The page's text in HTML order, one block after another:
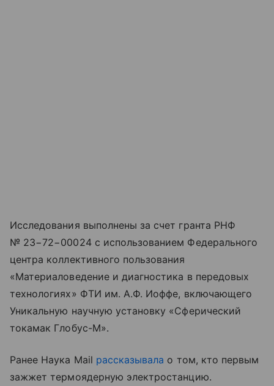
Исследования выполнены за счет гранта РНФ
№ 23−72−00024 с использованием Федерального
центра коллективного пользования
«Материаловедение и диагностика в передовых
технологиях» ФТИ им. А.Ф. Иоффе, включающего
Уникальную научную установку «Сферический
токамак Глобус-М».
Ранее Наука Mail рассказывала о том, кто первым
зажжет термоядерную электростанцию.